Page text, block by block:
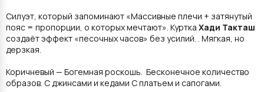
Силуэт, который запоминают «Массивные плечи + затянутый
пояс = пропорции, о которых мечтают». Куртка Хади Такташ
создаёт эффект «песочных часов» без усилий. . Мягкая, но
дерзкая.
Коричневый — Богемная роскошь. Бесконечное количество
образов. С джинсами и кедами С платьем и сапогами.